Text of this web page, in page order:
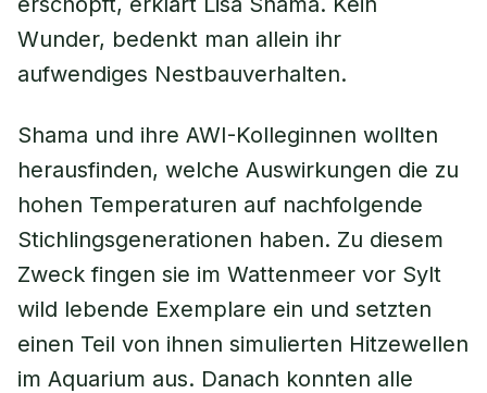
Wunder, bedenkt man allein ihr
aufwendiges Nestbauverhalten.
Shama und ihre AWI-Kolleginnen wollten
herausfinden, welche Auswirkungen die zu
hohen Temperaturen auf nachfolgende
Stichlingsgenerationen haben. Zu diesem
Zweck fingen sie im Wattenmeer vor Sylt
wild lebende Exemplare ein und setzten
einen Teil von ihnen simulierten Hitzewellen
im Aquarium aus. Danach konnten alle